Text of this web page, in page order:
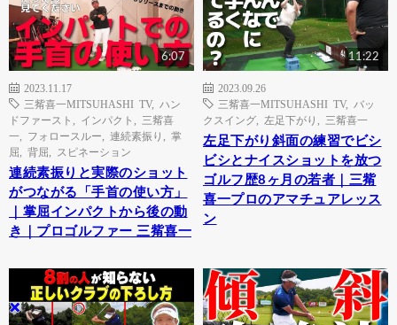
6:07
2023.11.17
三觜喜一MITSUHASHI TV, ハン
ドファースト
インパクト
三觜喜
一
フォロースルー 連続素振り
掌
屈
背屈 スピネーション
連続素振りと実際のショット
がつながる「手首の使い方」
｜掌屈インパクトから後の動
き｜プロゴルファー 三觜喜一
11:22
2023.09.26
三觜喜一MITSUHASHI TV, バッ
クスイング
左足下がり 三觜喜一
左足下がり斜面の練習でビシ
ビシとナイスショットを放つ
ゴルフ歴8ヶ月の若者｜三觜
喜一プロのアマチュアレッス
ン